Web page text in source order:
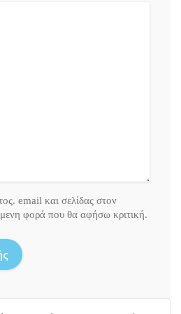
email και σελίδας στον
φορά που θα αφήσω κριτική.